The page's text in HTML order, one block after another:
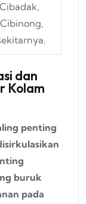
dan
Kolam
penting
buruk
pada